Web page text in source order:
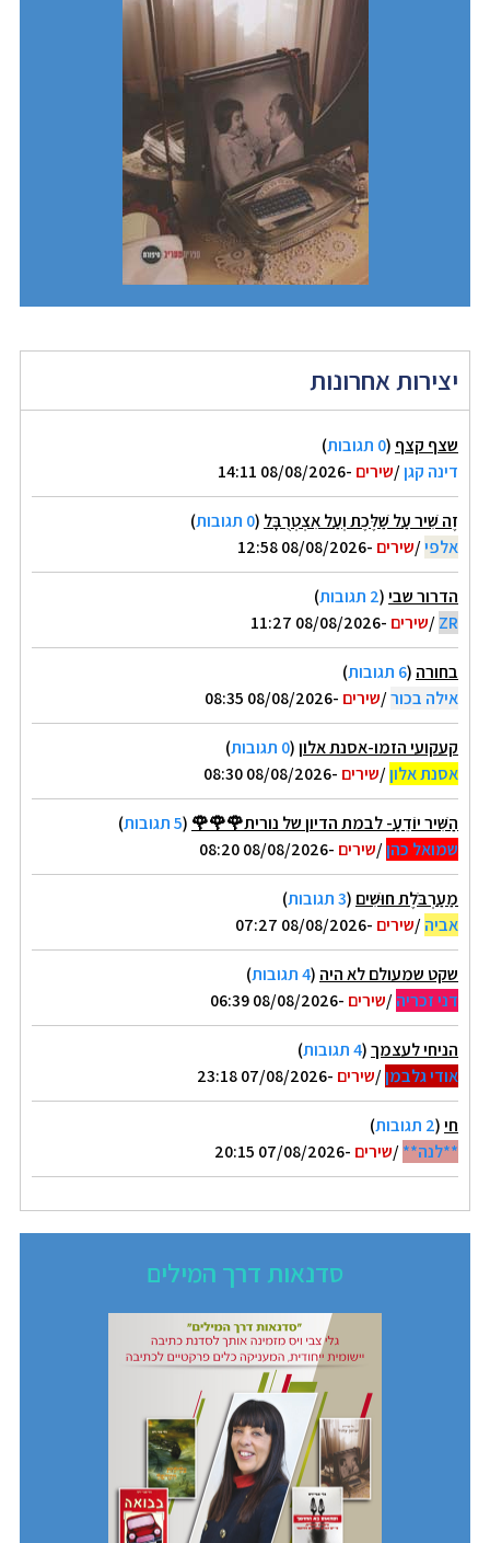
יצירות אחרונות
שצף קצף (0 תגובות
)
דינה קגן/שירים -08/08/2026 14:11
זֶה שִׁיר עַל שַׁלֶּכֶת וְעַל אִצְטְרֻבָּל (0 תגובות
)
אלפי/שירים -08/08/2026 12:58
הדרור שבי(2 תגובות
)
ZR
/שירים -08/08/2026 11:27
בחורה (6 תגובות
)
אילה בכור/שירים -08/08/2026 08:35
קעקועי הזמו-אסנת אלון(0 תגובות
)
אסנת אלון/שירים -08/08/2026 08:30
הַשִּׁיר יוֹדֵעַ- לבמת הדיון של נורית🌹🌹🌹 (5 תגובות
)
שמואל כהן/שירים -08/08/2026 08:20
מַעַרְבֹּלֶת חוּשִׁים (3 תגובות
)
אביה/שירים -08/08/2026 07:27
שקט שמעולם לא היה (4 תגובות
)
דני זכריה/שירים -08/08/2026 06:39
הניחי לעצמך(4 תגובות
)
אודי גלבמן/שירים -07/08/2026 23:18
חי(2 תגובות
)
**לנה**/שירים -07/08/2026 20:15
סדנאות דרך המילים